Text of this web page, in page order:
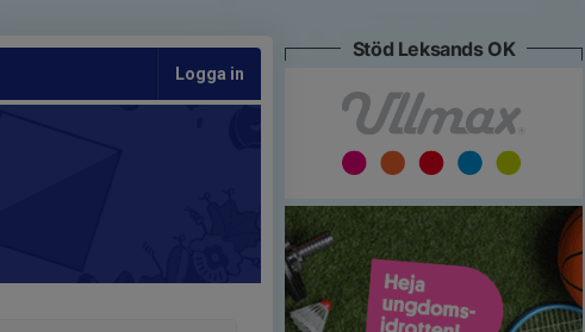
Logga in
Stöd Leksands OK